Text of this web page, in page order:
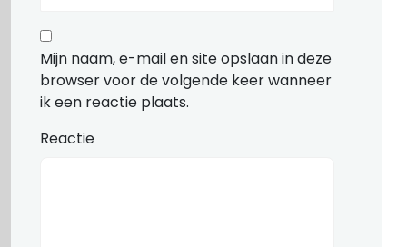
Mijn naam, e-mail en site opslaan in deze
browser voor de volgende keer wanneer
ik een reactie plaats.
Reactie